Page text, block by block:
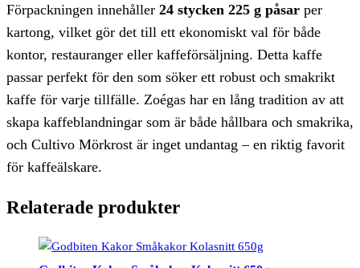
Förpackningen innehåller 24 stycken 225 g påsar per
kartong, vilket gör det till ett ekonomiskt val för både
kontor, restauranger eller kaffeförsäljning. Detta kaffe
passar perfekt för den som söker ett robust och smakrikt
kaffe för varje tillfälle. Zoégas har en lång tradition av att
skapa kaffeblandningar som är både hållbara och smakrika,
och Cultivo Mörkrost är inget undantag – en riktig favorit
för kaffeälskare.
Relaterade produkter